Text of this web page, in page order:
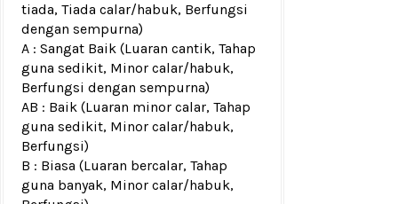
tiada, Tiada calar/habuk, Berfungsi
dengan sempurna)
A : Sangat Baik (Luaran cantik, Tahap
guna sedikit, Minor calar/habuk,
Berfungsi dengan sempurna)
AB : Baik (Luaran minor calar, Tahap
guna sedikit, Minor calar/habuk,
Berfungsi)
B : Biasa (Luaran bercalar, Tahap
guna banyak, Minor calar/habuk,